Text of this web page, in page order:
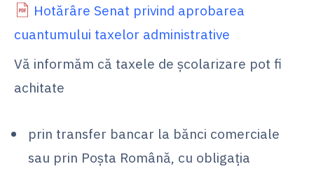
Hotărâre Senat privind aprobarea
cuantumului taxelor administrative
Vă informăm că taxele de școlarizare pot fi
achitate
prin transfer bancar la bănci comerciale
sau prin Poșta Română, cu obligația